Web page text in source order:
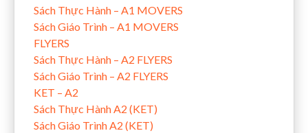
Sách Thực Hành – A1 MOVERS
Sách Giáo Trình – A1 MOVERS
FLYERS
Sách Thực Hành – A2 FLYERS
Sách Giáo Trình – A2 FLYERS
KET – A2
Sách Thực Hành A2 (KET)
Sách Giáo Trình A2 (KET)